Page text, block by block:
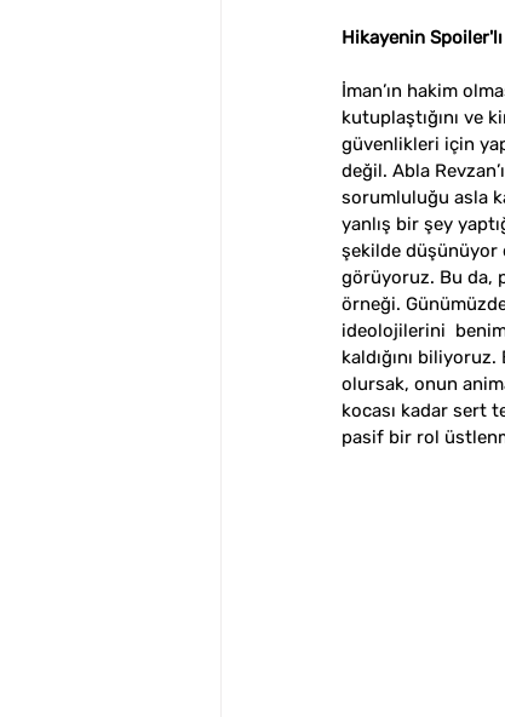
Hikayenin
İman’ın hakim
kutuplaştığını ve
güvenlikleri için
değil. Abla
sorumluluğu asla
yanlış bir şey
şekilde düşünüyor
görüyoruz. Bu da,
örneği.
ideolojilerini
kaldığını
olursak, onun
kocası kadar sert
pasif bir rol